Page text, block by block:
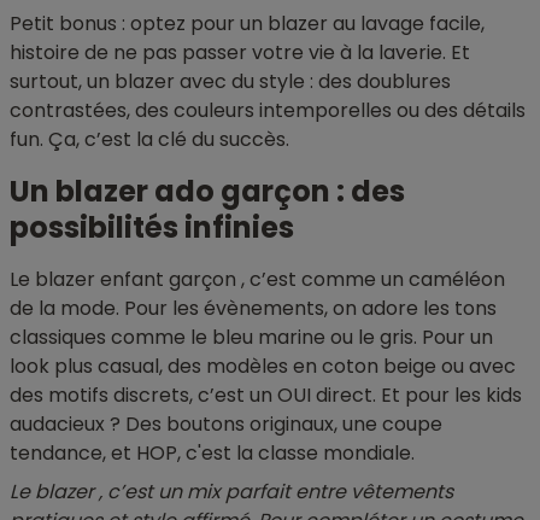
Petit bonus : optez pour un blazer au lavage facile,
histoire de ne pas passer votre vie à la laverie. Et
surtout, un blazer avec du style : des doublures
contrastées, des couleurs intemporelles ou des détails
fun. Ça, c’est la clé du succès.
Un blazer ado garçon : des
possibilités infinies
Le blazer enfant garçon , c’est comme un caméléon
de la mode. Pour les évènements, on adore les tons
classiques comme le bleu marine ou le gris. Pour un
look plus casual, des modèles en coton beige ou avec
des motifs discrets, c’est un OUI direct. Et pour les kids
audacieux ? Des boutons originaux, une coupe
tendance, et HOP, c'est la classe mondiale.
Le blazer , c’est un mix parfait entre vêtements